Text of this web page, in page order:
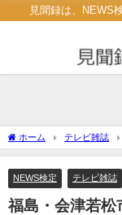
見聞録は、NEWS
ホーム テレビ雑誌
【NEWS検定】
NEWS検定 テレビ雑誌
福島・会津若松